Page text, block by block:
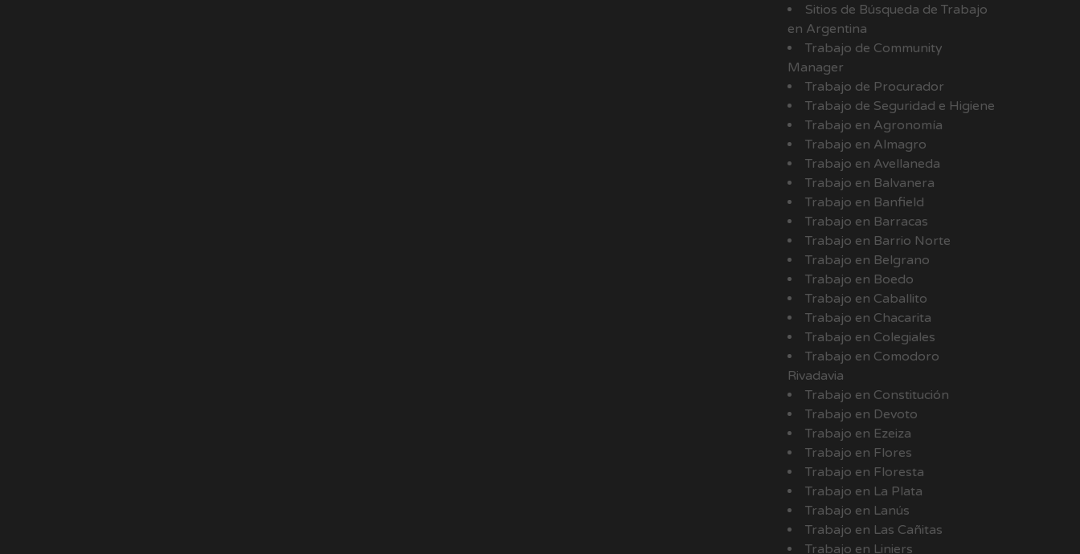
Sitios de Búsqueda de Trabajo
en Argentina
Trabajo de Community
Manager
Trabajo de Procurador
Trabajo de Seguridad e Higiene
Trabajo en Agronomía
Trabajo en Almagro
Trabajo en Avellaneda
Trabajo en Balvanera
Trabajo en Banfield
Trabajo en Barracas
Trabajo en Barrio Norte
Trabajo en Belgrano
Trabajo en Boedo
Trabajo en Caballito
Trabajo en Chacarita
Trabajo en Colegiales
Trabajo en Comodoro
Rivadavia
Trabajo en Constitución
Trabajo en Devoto
Trabajo en Ezeiza
Trabajo en Flores
Trabajo en Floresta
Trabajo en La Plata
Trabajo en Lanús
Trabajo en Las Cañitas
Trabajo en Liniers